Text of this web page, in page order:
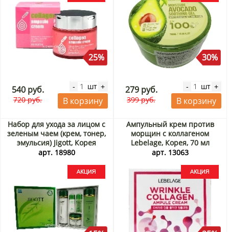
25%
540 руб.
720 руб.
- шт +
В корзину
30%
279 руб.
399 руб.
- шт +
В корзину
Набор для ухода за лицом с
зеленым чаем (крем, тонер,
эмульсия) Jigott, Корея
Акция
арт. 18980
Ампульный крем против
морщин с коллагеном
Lebelage, Корея, 70 мл
Акция
арт. 13063